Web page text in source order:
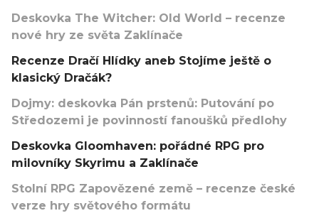
Deskovka The Witcher: Old World – recenze
nové hry ze světa Zaklínače
Recenze Dračí Hlídky aneb Stojíme ještě o
klasický Dračák?
Dojmy: deskovka Pán prstenů: Putování po
Středozemi je povinností fanoušků předlohy
Deskovka Gloomhaven: pořádné RPG pro
milovníky Skyrimu a Zaklínače
Stolní RPG Zapovězené země – recenze české
verze hry světového formátu